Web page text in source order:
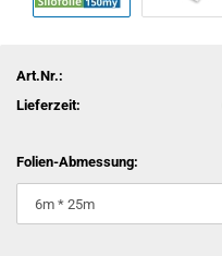
Art.Nr.:
Lieferzeit:
Folien-Abmessung: